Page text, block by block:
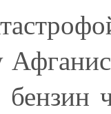
бензин